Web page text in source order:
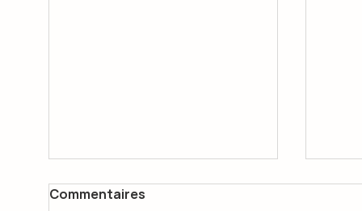
Commentaires